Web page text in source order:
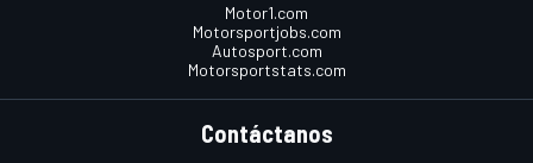
Motor1.com
Motorsportjobs.com
Autosport.com
Motorsportstats.com
Contáctanos